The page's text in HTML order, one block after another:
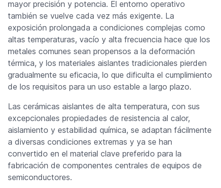
mayor precisión y potencia. El entorno operativo
también se vuelve cada vez más exigente. La
exposición prolongada a condiciones complejas como
altas temperaturas, vacío y alta frecuencia hace que los
metales comunes sean propensos a la deformación
térmica, y los materiales aislantes tradicionales pierden
gradualmente su eficacia, lo que dificulta el cumplimiento
de los requisitos para un uso estable a largo plazo.
Las cerámicas aislantes de alta temperatura, con sus
excepcionales propiedades de resistencia al calor,
aislamiento y estabilidad química, se adaptan fácilmente
a diversas condiciones extremas y ya se han
convertido en el material clave preferido para la
fabricación de componentes centrales de equipos de
semiconductores.